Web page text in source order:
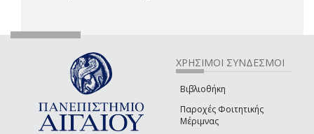
ΧΡΗΣΙΜΟΙ ΣΥΝΔΕΣΜΟΙ
Βιβλιοθήκη
Παροχές Φοιτητικής
Μέριμνας